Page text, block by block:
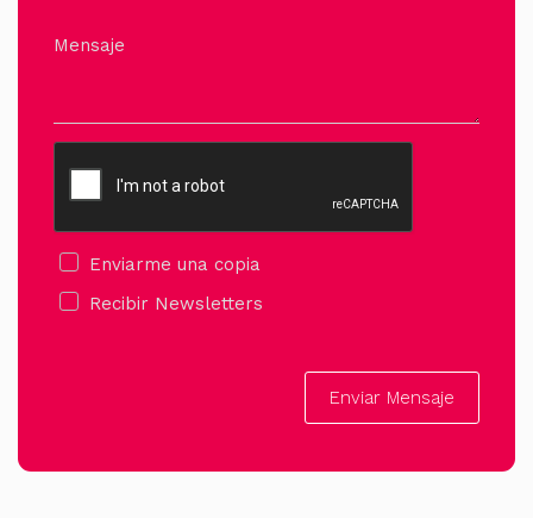
Mensaje
Enviarme una copia
Recibir Newsletters
Enviar Mensaje